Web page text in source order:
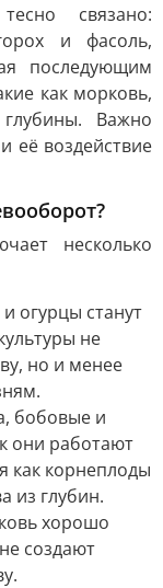
связано:
и фасоль,
последующим
как морковь,
Важно
её воздействие
несколько
и огурцы станут
не
но и менее
бобовые и
они работают
как корнеплоды
из глубин.
хорошо
создают